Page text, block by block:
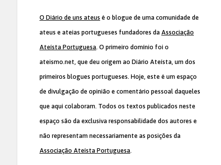
O Diário de uns ateus é o blogue de uma comunidade de
ateus e ateias portugueses fundadores da Associação
Ateísta Portuguesa. O primeiro domínio foi o
ateismo.net, que deu origem ao Diário Ateísta, um dos
primeiros blogues portugueses. Hoje, este é um espaço
de divulgação de opinião e comentário pessoal daqueles
que aqui colaboram. Todos os textos publicados neste
espaço são da exclusiva responsabilidade dos autores e
não representam necessariamente as posições da
Associação Ateísta Portuguesa.